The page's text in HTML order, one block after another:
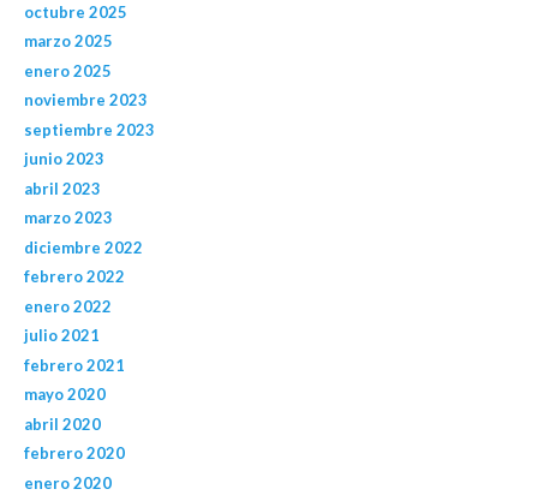
octubre 2025
marzo 2025
enero 2025
noviembre 2023
septiembre 2023
junio 2023
abril 2023
marzo 2023
diciembre 2022
febrero 2022
enero 2022
julio 2021
febrero 2021
mayo 2020
abril 2020
febrero 2020
enero 2020